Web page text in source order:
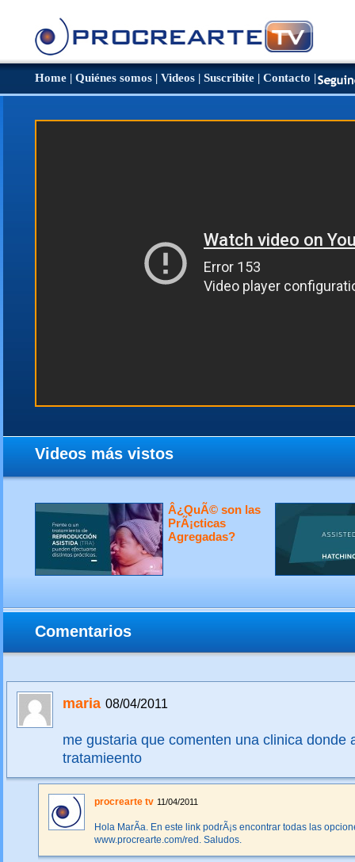
Home | Quiénes somos | Videos | Suscribite | Contacto |
Videos más vistos
Â¿QuÃ© son las
PrÃ¡cticas
Agregadas?
Comentarios
maria 08/04/2011
me gustaria que comenten una clinica donde
tratamieento
procrearte tv 11/04/2011
Hola MarÃ­a. En este link podrÃ¡s encontrar todas las
www.procrearte.com/red. Saludos.